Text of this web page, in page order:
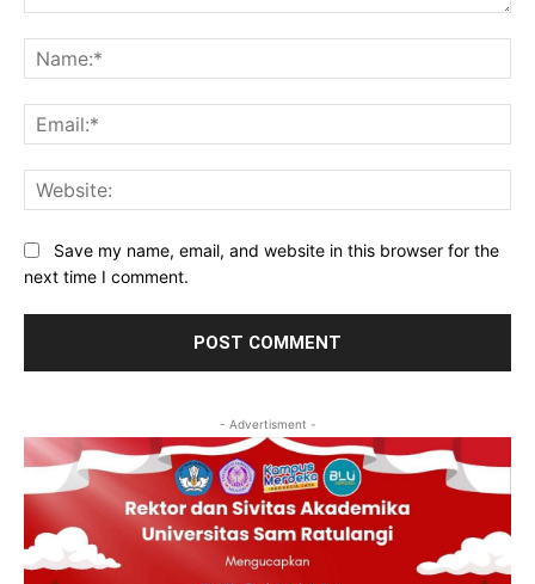
Save my name, email, and website in this browser for the
next time I comment.
- Advertisment -